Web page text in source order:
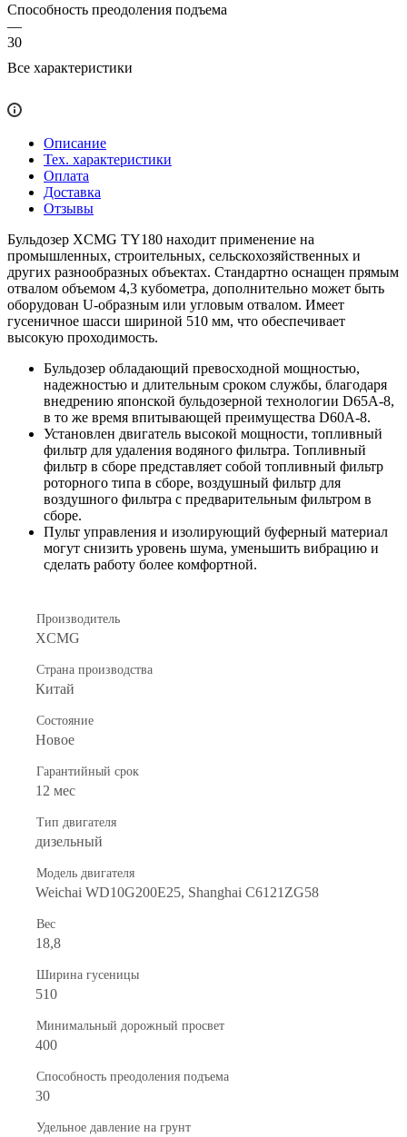
Способность преодоления подъема
—
30
Все характеристики
Описание
Тех. характеристики
Оплата
Доставка
Отзывы
Бульдозер XCMG TY180 находит применение на
промышленных, строительных, сельскохозяйственных и
других разнообразных объектах. Стандартно оснащен прямым
отвалом объемом 4,3 кубометра, дополнительно может быть
оборудован U-образным или угловым отвалом. Имеет
гусеничное шасси шириной 510 мм, что обеспечивает
высокую проходимость.
Бульдозер обладающий превосходной мощностью,
надежностью и длительным сроком службы, благодаря
внедрению японской бульдозерной технологии D65A-8,
в то же время впитывающей преимущества D60A-8.
Установлен двигатель высокой мощности, топливный
фильтр для удаления водяного фильтра. Топливный
фильтр в сборе представляет собой топливный фильтр
роторного типа в сборе, воздушный фильтр для
воздушного фильтра с предварительным фильтром в
сборе.
Пульт управления и изолирующий буферный материал
могут снизить уровень шума, уменьшить вибрацию и
сделать работу более комфортной.
Производитель
XCMG
Страна производства
Китай
Состояние
Новое
Гарантийный срок
12 мес
Тип двигателя
дизельный
Модель двигателя
Weichai WD10G200E25, Shanghai C6121ZG58
Вес
18,8
Ширина гусеницы
510
Минимальный дорожный просвет
400
Способность преодоления подъема
30
Удельное давление на грунт